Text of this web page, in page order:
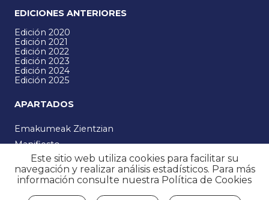
EDICIONES ANTERIORES
Edición 2020
Edición 2021
Edición 2022
Edición 2023
Edición 2024
Edición 2025
APARTADOS
Emakumeak Zientzian
Manifiesto
Noticias
Programa
Este sitio web utiliza cookies para facilitar su
navegación y realizar análisis estadísticos. Para más
información consulte nuestra Política de Cookies